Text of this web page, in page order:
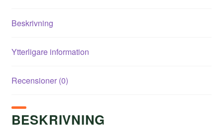
Beskrivning
Ytterligare information
Recensioner (0)
BESKRIVNING